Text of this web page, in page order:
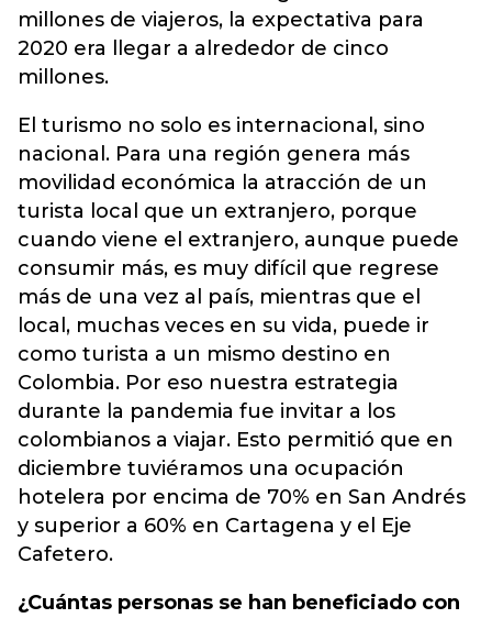
millones de viajeros, la expectativa para
2020 era llegar a alrededor de cinco
millones.
El turismo no solo es internacional, sino
nacional. Para una región genera más
movilidad económica la atracción de un
turista local que un extranjero, porque
cuando viene el extranjero, aunque puede
consumir más, es muy difícil que regrese
más de una vez al país, mientras que el
local, muchas veces en su vida, puede ir
como turista a un mismo destino en
Colombia. Por eso nuestra estrategia
durante la pandemia fue invitar a los
colombianos a viajar. Esto permitió que en
diciembre tuviéramos una ocupación
hotelera por encima de 70% en San Andrés
y superior a 60% en Cartagena y el Eje
Cafetero.
¿Cuántas personas se han beneficiado con